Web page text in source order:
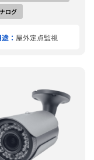
ログ
： 屋外定点監視